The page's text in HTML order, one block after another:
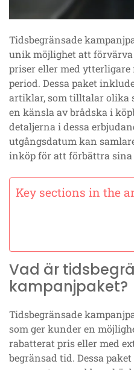
Tidsbegränsade
unik möjlighet att
priser eller med
period. Dessa paket
artiklar, som tilltalar olika
en känsla av brådska i
detaljerna i dessa
utgångsdatum kan
inköp för att förbättra sina
Key sections in the
Vad är
kampanjpaket?
Tidsbegränsade
som ger kunder en
rabatterat pris eller med
begränsad tid. Dessa